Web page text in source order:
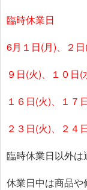
臨時休業日
6月１日(月)、２
９日(火)、１０日
１６日(火)、１７
２３日(火)、２４
臨時休業日以外は
休業日中は商品